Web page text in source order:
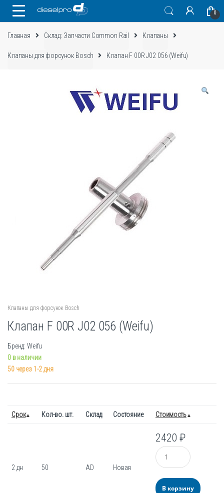
0
Главная Склад: Запчасти Common Rail Клапаны
Клапаны для форсунок Bosch Клапан F 00R J02 056 (Weifu)
Клапаны для форсунок Bosch
Клапан F 00R J02 056 (Weifu)
Бренд: Weifu
0 в наличии
50 через 1-2 дня
Срок Кол-во. шт. Склад Состояние Стоимость
2 дн 50 AD Новая
2420₽
Количество
В корзину